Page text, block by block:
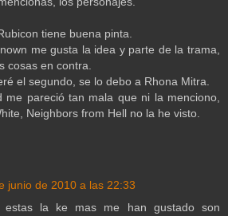
tiene buena pinta.
me gusta la idea y parte de la trama,
cosas en contra.
el segundo, se lo debo a Rhona Mitra.
me pareció tan mala que ni la menciono,
Neighbors from Hell no la he visto.
junio de 2010 a las 22:33
la ke mas me han gustado son